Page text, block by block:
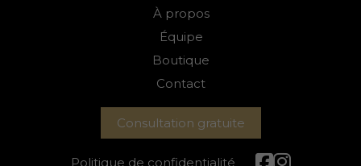
À propos
Équipe
Boutique
Contact
Consultation gratuite
Politique de confidentialité